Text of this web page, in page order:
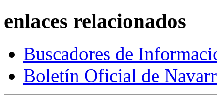
enlaces relacionados
Buscadores de
Boletín Oficial de